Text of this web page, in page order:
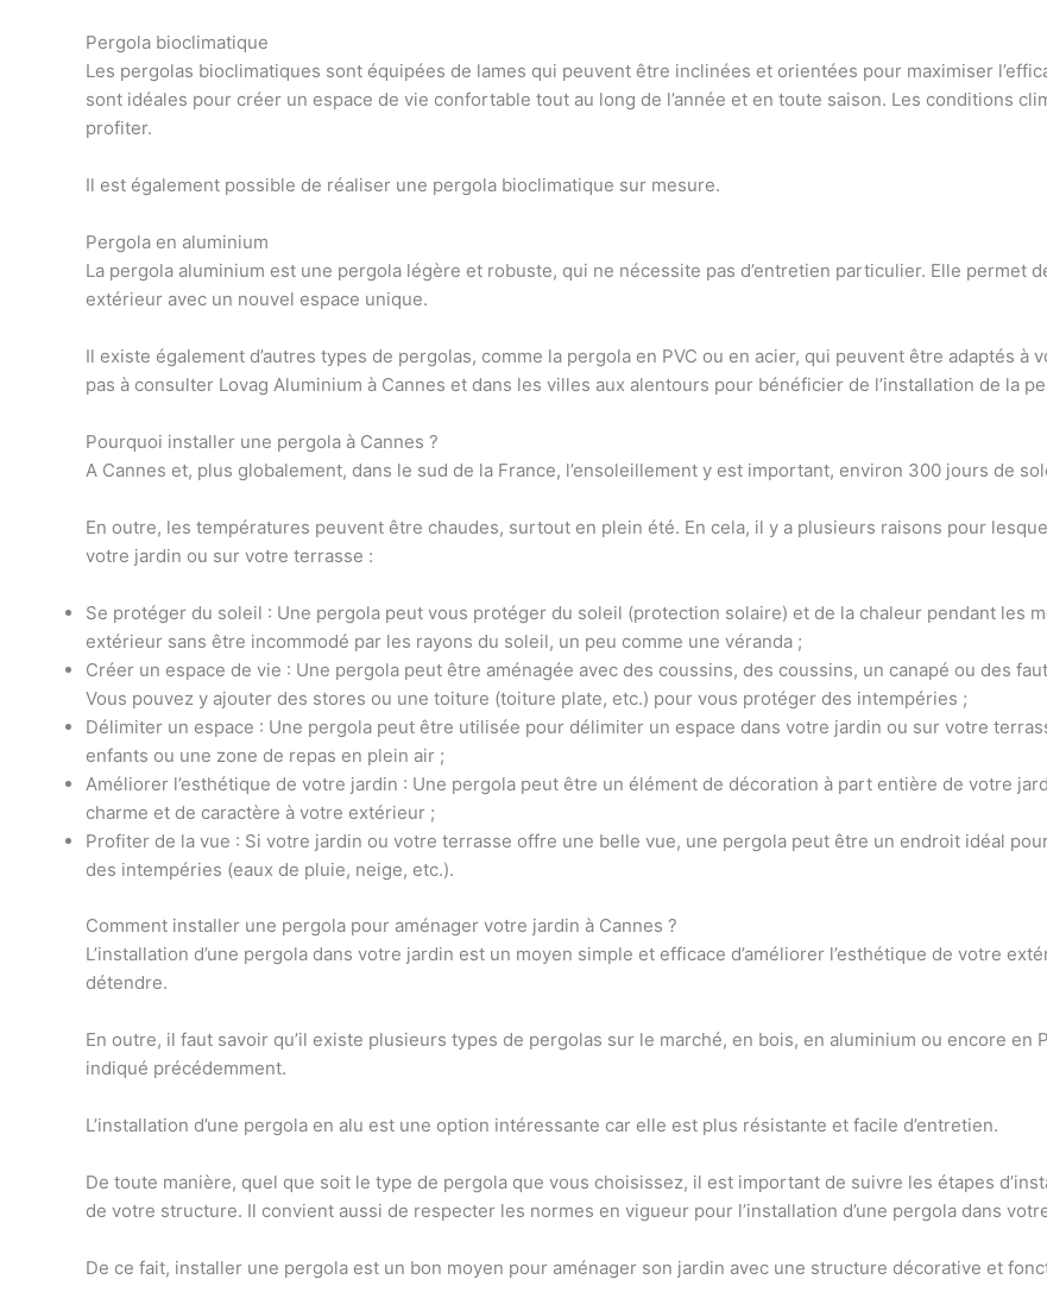
Pergola bioclimatique
Les pergolas bioclimatiques sont équipées de lames qui peuvent être inclinées et orientées pour maximiser
sont idéales pour créer un espace de vie confortable tout au long de l’année et en toute saison. Les conditions
profiter.
Il est également possible de réaliser une pergola bioclimatique sur mesure.
Pergola en aluminium
La pergola aluminium est une pergola légère et robuste, qui ne nécessite pas d’entretien particulier. Elle permet
extérieur avec un nouvel espace unique.
Il existe également d’autres types de pergolas, comme la pergola en PVC ou en acier, qui peuvent être adaptés à
pas à consulter Lovag Aluminium à Cannes et dans les villes aux alentours pour bénéficier de l’installation de la
Pourquoi installer une pergola à Cannes ?
A Cannes et, plus globalement, dans le sud de la France, l’ensoleillement y est important, environ 300 jours de
En outre, les températures peuvent être chaudes, surtout en plein été. En cela, il y a plusieurs raisons pour
votre jardin ou sur votre terrasse :
Se protéger du soleil : Une pergola peut vous protéger du soleil (protection solaire) et de la chaleur pendant les
extérieur sans être incommodé par les rayons du soleil, un peu comme une véranda ;
Créer un espace de vie : Une pergola peut être aménagée avec des coussins, des coussins, un canapé ou des
Vous pouvez y ajouter des stores ou une toiture (toiture plate, etc.) pour vous protéger des intempéries ;
Délimiter un espace : Une pergola peut être utilisée pour délimiter un espace dans votre jardin ou sur votre
enfants ou une zone de repas en plein air ;
Améliorer l’esthétique de votre jardin : Une pergola peut être un élément de décoration à part entière de votre
charme et de caractère à votre extérieur ;
Profiter de la vue : Si votre jardin ou votre terrasse offre une belle vue, une pergola peut être un endroit idéal
des intempéries (eaux de pluie, neige, etc.).
Comment installer une pergola pour aménager votre jardin à Cannes ?
L’installation d’une pergola dans votre jardin est un moyen simple et efficace d’améliorer l’esthétique de votre
détendre.
En outre, il faut savoir qu’il existe plusieurs types de pergolas sur le marché, en bois, en aluminium ou encore en
indiqué précédemment.
L’installation d’une pergola en alu est une option intéressante car elle est plus résistante et facile d’entretien.
De toute manière, quel que soit le type de pergola que vous choisissez, il est important de suivre les étapes
de votre structure. Il convient aussi de respecter les normes en vigueur pour l’installation d’une pergola dans
De ce fait, installer une pergola est un bon moyen pour aménager son jardin avec une structure décorative et